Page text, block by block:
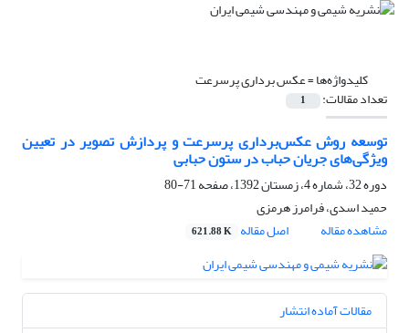
کلیدواژه‌ها =عکس برداری پرسرعت
تعداد مقالات: 1
توسعه روش عکس‌برداری پرسرعت و پردازش تصویر در تعیین
ویژگی‌های جریان حباب در ستون حبابی
دوره 32، شماره 4، زمستان 1392، صفحه
71-80
حمید اسدی، فرامرز هرمزی
مشاهده مقاله
اصل مقاله 621.88 K
مقالات آماده انتشار